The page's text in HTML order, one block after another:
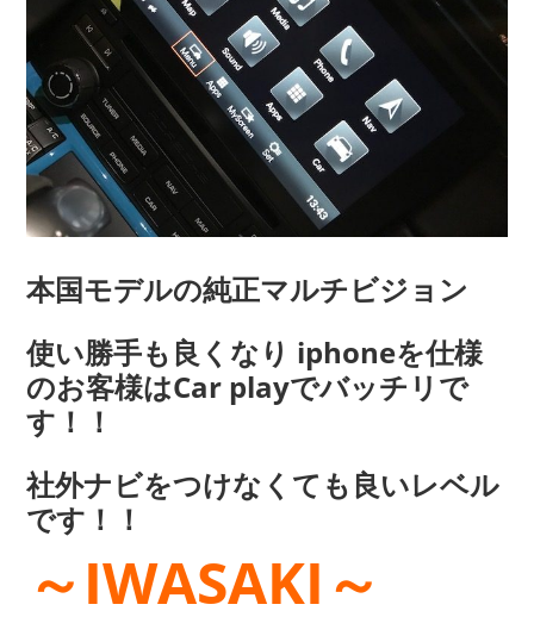
本国モデルの純正マルチビジョン
使い勝手も良くなり iphoneを仕様
のお客様はCar playでバッチリで
す！！
社外ナビをつけなくても良いレベル
です！！
～IWASAKI～